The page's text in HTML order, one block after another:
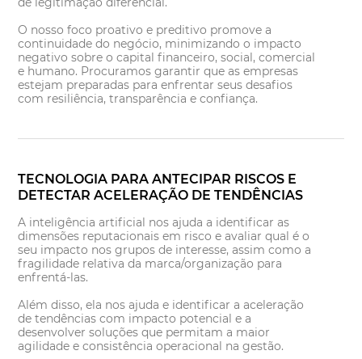
O nosso foco proativo e preditivo promove a
continuidade do negócio, minimizando o impacto
negativo sobre o capital financeiro, social, comercial
e humano. Procuramos garantir que as empresas
estejam preparadas para enfrentar seus desafios
com resiliência, transparência e confiança.
TECNOLOGIA PARA ANTECIPAR RISCOS E
DETECTAR ACELERAÇÃO DE TENDÊNCIAS
A inteligência artificial nos ajuda a identificar as
dimensões reputacionais em risco e avaliar qual é o
seu impacto nos grupos de interesse, assim como a
fragilidade relativa da marca/organização para
enfrentá-las.
Além disso, ela nos ajuda e identificar a aceleração
de tendências com impacto potencial e a
desenvolver soluções que permitam a maior
agilidade e consistência operacional na gestão.